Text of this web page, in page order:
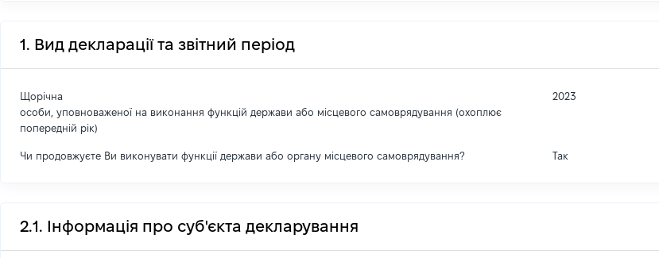
1. Вид декларації та звітний період
Щорічна
особи, уповноваженої на виконання функцій держави або місцевого самоврядування (охоплює
попередній рік)
2023
Чи продовжуєте Ви виконувати функції держави або органу місцевого самоврядування? Так
2.1. Інформація про суб'єкта декларування